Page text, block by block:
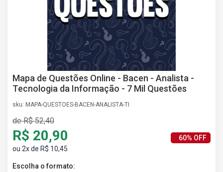
DEMapa de Questões Online - Bacen - Analista -
Tecnologia da Informação - 7 Mil Questões
sku: MAPA-QUESTOES-BACEN-ANALISTA-TI
de R$ 52,40
R$ 20,90
ou 2x de R$ 10,45
60% OFF
Escolha o formato: